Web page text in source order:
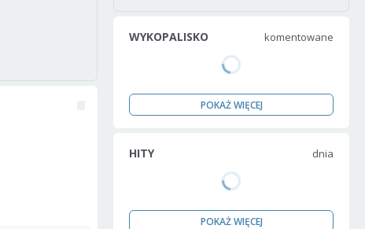
WYKOPALISKO komentowane
POKAŻ WIĘCEJ
HITY dnia
POKAŻ WIĘCEJ